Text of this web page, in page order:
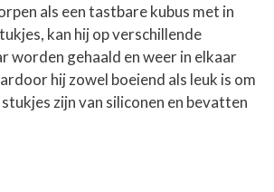
als een tastbare kubus met in
kan hij op verschillende
worden gehaald en weer in elkaar
hij zowel boeiend als leuk is om
zijn van siliconen en bevatten